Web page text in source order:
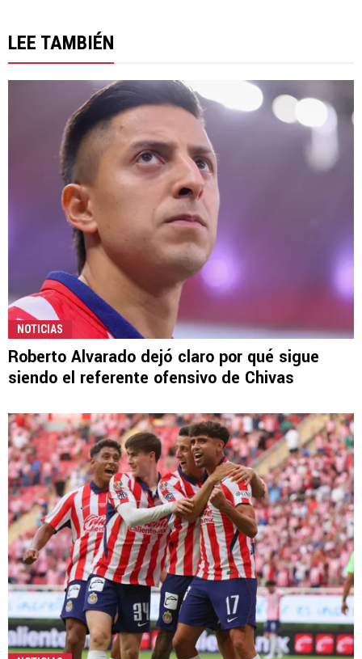
LEE TAMBIÉN
NOTICIAS
Roberto Alvarado dejó claro por qué sigue
siendo el referente ofensivo de Chivas